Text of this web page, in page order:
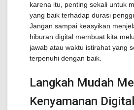
karena itu, penting sekali untuk
yang baik terhadap durasi
Jangan sampai keasyikan
hiburan digital membuat kita
jawab atau waktu istirahat yang
terpenuhi dengan baik.
Langkah Mudah
Kenyamanan Digital